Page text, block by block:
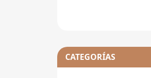
CATEGORÍAS